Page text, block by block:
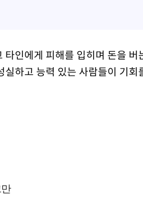
인에게 피해를 입히며 돈을 버
하고 능력 있는 사람들이 기회